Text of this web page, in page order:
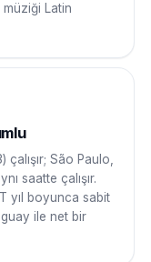
00
müziği Latin
çalışır; São Paulo,
saatte çalışır.
yıl boyunca sabit
ile net bir